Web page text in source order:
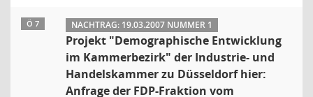
Ö 7 NACHTRAG: 19.03.2007 NUMMER 1
Projekt "Demographische Entwicklung
im Kammerbezirk" der Industrie- und
Handelskammer zu Düsseldorf hier:
Anfrage der FDP-Fraktion vom